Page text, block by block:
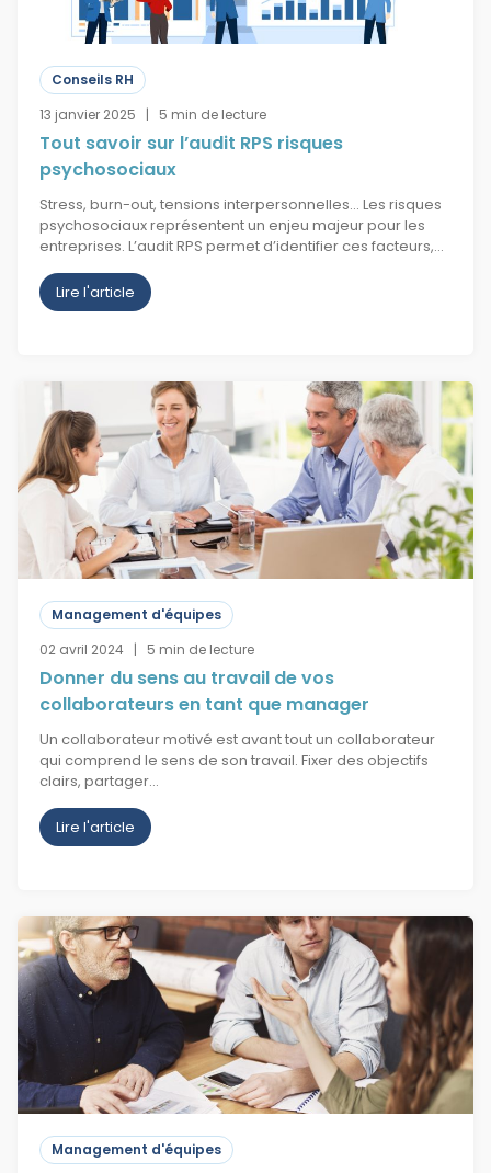
Conseils RH
13 janvier 2025 | 5 min de lecture
Tout savoir sur l’audit RPS risques
psychosociaux
Stress, burn-out, tensions interpersonnelles… Les risques
psychosociaux représentent un enjeu majeur pour les
entreprises. L’audit RPS permet d’identifier ces facteurs,…
Lire l'article
Management d'équipes
02 avril 2024 | 5 min de lecture
Donner du sens au travail de vos
collaborateurs en tant que manager
Un collaborateur motivé est avant tout un collaborateur
qui comprend le sens de son travail. Fixer des objectifs
clairs, partager…
Lire l'article
Management d'équipes